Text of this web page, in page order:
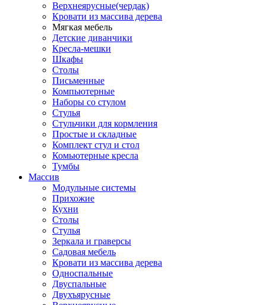
Верхнеярусные(чердак)
Кровати из массива дерева
Мягкая мебель
Детские диванчики
Кресла-мешки
Шкафы
Столы
Письменные
Компьютерные
Наборы со стулом
Стулья
Стульчики для кормления
Простые и складные
Комплект стул и стол
Комьютерные кресла
Тумбы
Массив
Модульные системы
Прихожие
Кухни
Столы
Стулья
Зеркала и граверсы
Садовая мебель
Кровати из массива дерева
Односпальные
Двуспальные
Двухъярусные